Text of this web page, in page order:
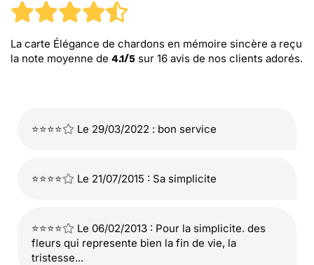
La carte Élégance de chardons en mémoire sincère a reçu
la note moyenne de 4.1/5 sur 16 avis de nos clients adorés.
⭐⭐⭐⭐ Le 29/03/2022 : bon service
⭐⭐⭐⭐ Le 21/07/2015 : Sa simplicite
⭐⭐⭐⭐
Le 06/02/2013 : Pour la simplicite. des
fleurs qui represente bien la fin de vie, la
tristesse...